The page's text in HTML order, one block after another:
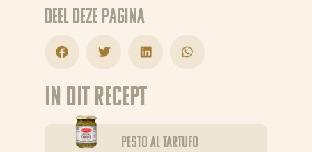
Deel deze pagina
In dit recept
Pesto al Tartufo